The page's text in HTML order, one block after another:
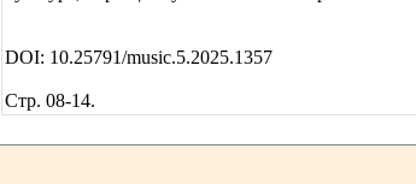
DOI: 10.25791/music.5.2025.1357
Стр. 08-14.